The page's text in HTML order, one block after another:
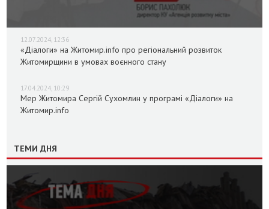
12.07.2024, 12:36
«Діалоги» на Житомир.info про регіональний розвиток
Житомирщини в умовах воєнного стану
17.04.2024, 10:29
Мер Житомира Сергій Сухомлин у програмі «Діалоги» на
Житомир.info
ТЕМИ ДНЯ